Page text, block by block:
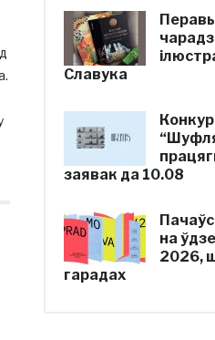
Славука
заявак да 10.08
на
2026,
гарадах